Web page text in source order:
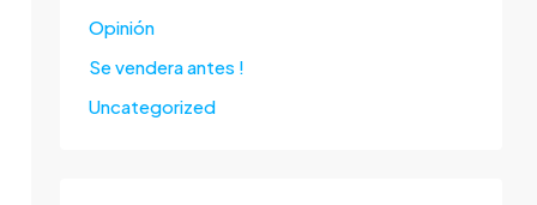
Opinión
Se vendera antes !
Uncategorized